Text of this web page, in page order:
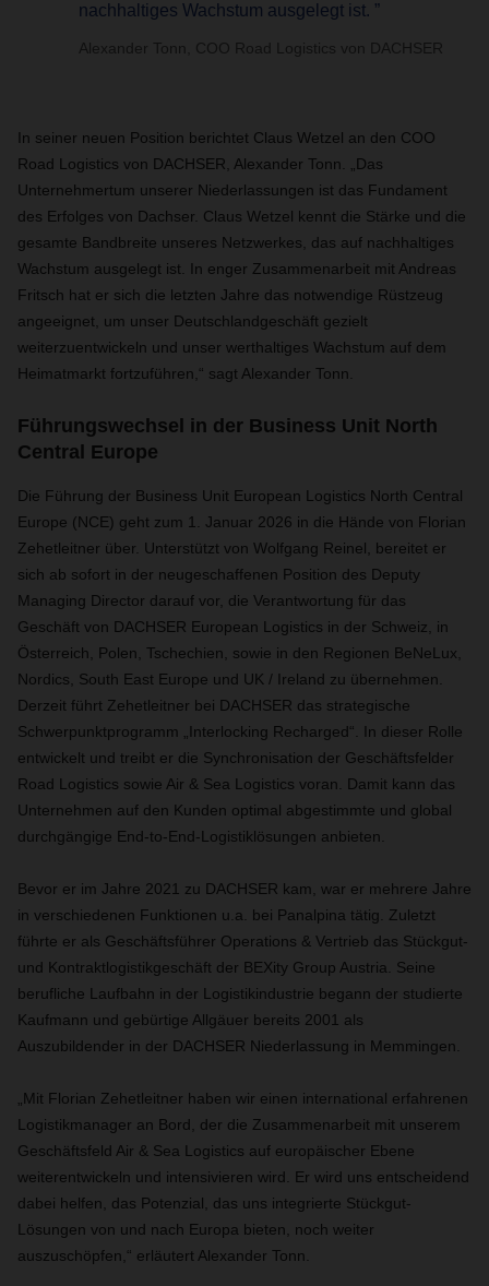
nachhaltiges Wachstum ausgelegt ist. ”
Alexander Tonn, COO Road Logistics von DACHSER
In seiner neuen Position berichtet Claus Wetzel an den COO
Road Logistics von DACHSER, Alexander Tonn. „Das
Unternehmertum unserer Niederlassungen ist das Fundament
des Erfolges von Dachser. Claus Wetzel kennt die Stärke und die
gesamte Bandbreite unseres Netzwerkes, das auf nachhaltiges
Wachstum ausgelegt ist. In enger Zusammenarbeit mit Andreas
Fritsch hat er sich die letzten Jahre das notwendige Rüstzeug
angeeignet, um unser Deutschlandgeschäft gezielt
weiterzuentwickeln und unser werthaltiges Wachstum auf dem
Heimatmarkt fortzuführen,“ sagt Alexander Tonn.
Führungswechsel in der Business Unit North
Central Europe
Die Führung der Business Unit European Logistics North Central
Europe (NCE) geht zum 1. Januar 2026 in die Hände von Florian
Zehetleitner über. Unterstützt von Wolfgang Reinel, bereitet er
sich ab sofort in der neugeschaffenen Position des Deputy
Managing Director darauf vor, die Verantwortung für das
Geschäft von DACHSER European Logistics in der Schweiz, in
Österreich, Polen, Tschechien, sowie in den Regionen BeNeLux,
Nordics, South East Europe und UK / Ireland zu übernehmen.
Derzeit führt Zehetleitner bei DACHSER das strategische
Schwerpunktprogramm „Interlocking Recharged“. In dieser Rolle
entwickelt und treibt er die Synchronisation der Geschäftsfelder
Road Logistics sowie Air & Sea Logistics voran. Damit kann das
Unternehmen auf den Kunden optimal abgestimmte und global
durchgängige End-to-End-Logistiklösungen anbieten.
Bevor er im Jahre 2021 zu DACHSER kam, war er mehrere Jahre
in verschiedenen Funktionen u.a. bei Panalpina tätig. Zuletzt
führte er als Geschäftsführer Operations & Vertrieb das Stückgut-
und Kontraktlogistikgeschäft der BEXity Group Austria. Seine
berufliche Laufbahn in der Logistikindustrie begann der studierte
Kaufmann und gebürtige Allgäuer bereits 2001 als
Auszubildender in der DACHSER Niederlassung in Memmingen.
„Mit Florian Zehetleitner haben wir einen international erfahrenen
Logistikmanager an Bord, der die Zusammenarbeit mit unserem
Geschäftsfeld Air & Sea Logistics auf europäischer Ebene
weiterentwickeln und intensivieren wird. Er wird uns entscheidend
dabei helfen, das Potenzial, das uns integrierte Stückgut-
Lösungen von und nach Europa bieten, noch weiter
auszuschöpfen,“ erläutert Alexander Tonn.